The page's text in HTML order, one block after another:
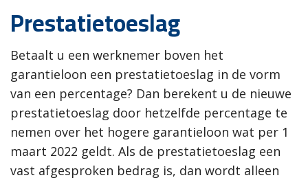
Prestatietoeslag
Betaalt u een werknemer boven het
garantieloon een prestatietoeslag in de vorm
van een percentage? Dan berekent u de nieuwe
prestatietoeslag door hetzelfde percentage te
nemen over het hogere garantieloon wat per 1
maart 2022 geldt. Als de prestatietoeslag een
vast afgesproken bedrag is, dan wordt alleen